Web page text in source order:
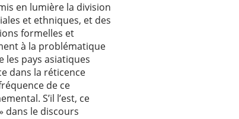
en lumière la division
et ethniques, et des
formelles et
à la problématique
les pays asiatiques
dans la réticence
de ce
S’il l’est, ce
dans le discours